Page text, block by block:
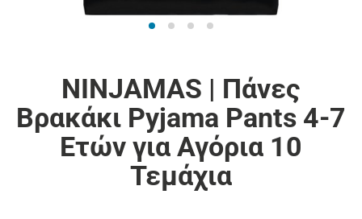
NINJAMAS | Πάνες
Βρακάκι Pyjama Pants 4-7
Ετών για Αγόρια 10
Τεμάχια